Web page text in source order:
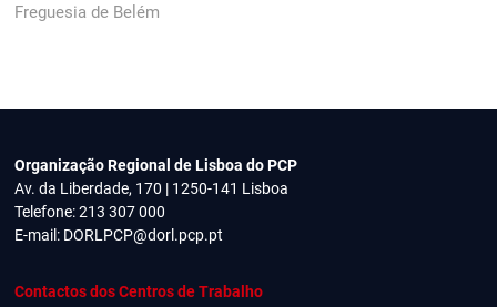
Freguesia de Belém
Organização Regional de Lisboa do PCP
Av. da Liberdade, 170 | 1250-141 Lisboa
Telefone: 213 307 000
E-mail: DORLPCP@dorl.pcp.pt
Contactos dos Centros de Trabalho